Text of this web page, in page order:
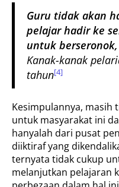
Guru tidak akan
pelajar hadir ke
untuk
Kanak-kanak
tahun[4]
Kesimpulannya, masih
untuk masyarakat ini
hanyalah dari pusat
diiktiraf yang
ternyata tidak cukup
melanjutkan pelajaran